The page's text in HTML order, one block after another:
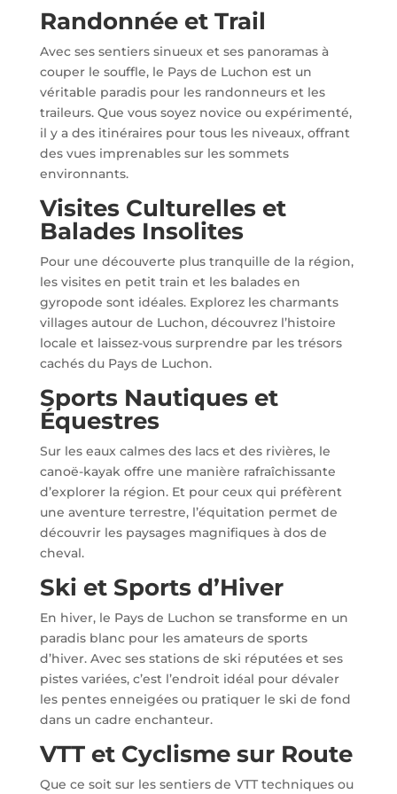
Randonnée et Trail
Avec ses sentiers sinueux et ses panoramas à
couper le souffle, le Pays de Luchon est un
véritable paradis pour les randonneurs et les
traileurs. Que vous soyez novice ou expérimenté,
il y a des itinéraires pour tous les niveaux, offrant
des vues imprenables sur les sommets
environnants.
Visites Culturelles et
Balades Insolites
Pour une découverte plus tranquille de la région,
les visites en petit train et les balades en
gyropode sont idéales. Explorez les charmants
villages autour de Luchon, découvrez l’histoire
locale et laissez-vous surprendre par les trésors
cachés du Pays de Luchon.
Sports Nautiques et
Équestres
Sur les eaux calmes des lacs et des rivières, le
canoë-kayak offre une manière rafraîchissante
d’explorer la région. Et pour ceux qui préfèrent
une aventure terrestre, l’équitation permet de
découvrir les paysages magnifiques à dos de
cheval.
Ski et Sports d’Hiver
En hiver, le Pays de Luchon se transforme en un
paradis blanc pour les amateurs de sports
d’hiver. Avec ses stations de ski réputées et ses
pistes variées, c’est l’endroit idéal pour dévaler
les pentes enneigées ou pratiquer le ski de fond
dans un cadre enchanteur.
VTT et Cyclisme sur Route
Que ce soit sur les sentiers de VTT techniques ou